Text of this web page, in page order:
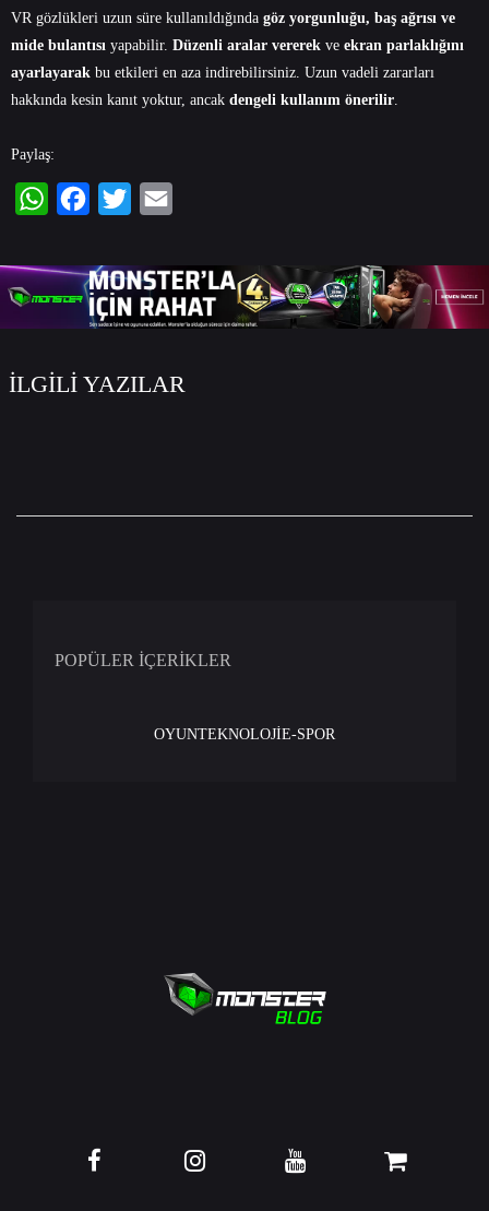
VR gözlükleri uzun süre kullanıldığında göz yorgunluğu, baş ağrısı ve
mide bulantısı yapabilir. Düzenli aralar vererek ve ekran parlaklığını
ayarlayarak bu etkileri en aza indirebilirsiniz. Uzun vadeli zararları
hakkında kesin kanıt yoktur, ancak dengeli kullanım önerilir.
Paylaş:
İLGİLİ YAZILAR
POPÜLER İÇERİKLER
OYUNTEKNOLOJİE-SPOR